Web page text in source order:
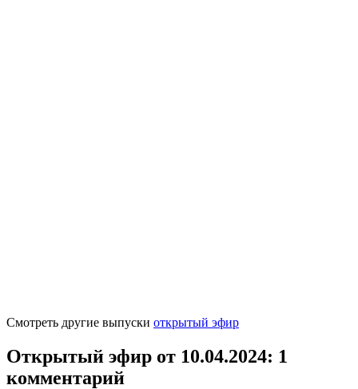
Смотреть другие выпуски открытый эфир
Открытый эфир от 10.04.2024: 1
комментарий